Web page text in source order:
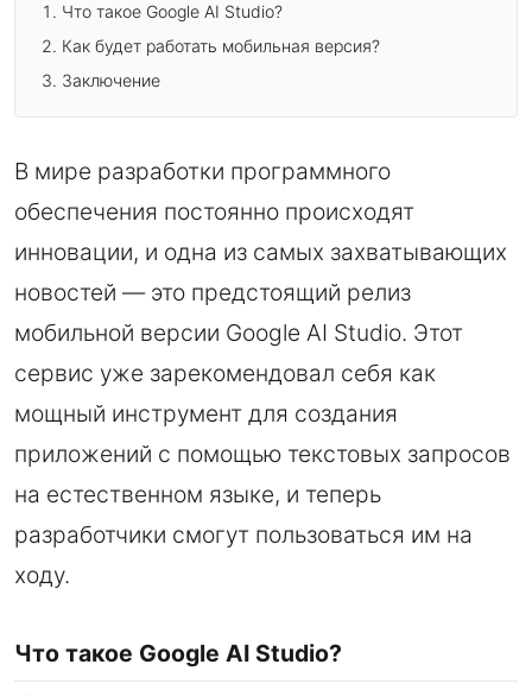
Что такое Google AI Studio?
Как будет работать мобильная версия?
Заключение
В мире разработки программного
обеспечения постоянно происходят
инновации, и одна из самых захватывающих
новостей — это предстоящий релиз
мобильной версии Google AI Studio. Этот
сервис уже зарекомендовал себя как
мощный инструмент для создания
приложений с помощью текстовых запросов
на естественном языке, и теперь
разработчики смогут пользоваться им на
ходу.
Что такое Google AI Studio?